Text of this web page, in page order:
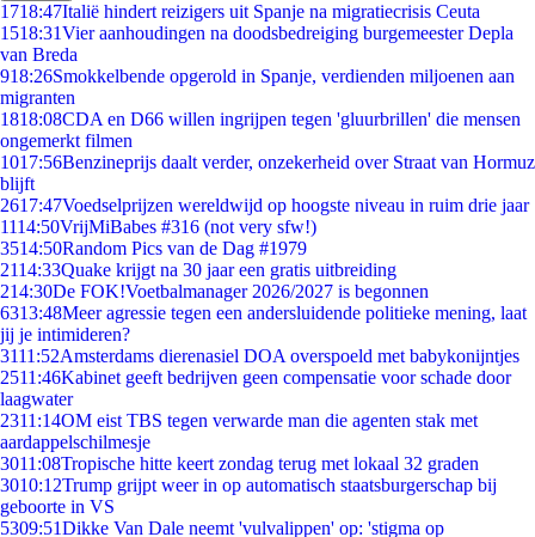
1718:47Italië hindert reizigers uit Spanje na migratiecrisis Ceuta
1518:31Vier aanhoudingen na doodsbedreiging burgemeester Depla
van Breda
918:26Smokkelbende opgerold in Spanje, verdienden miljoenen aan
migranten
1818:08CDA en D66 willen ingrijpen tegen 'gluurbrillen' die mensen
ongemerkt filmen
1017:56Benzineprijs daalt verder, onzekerheid over Straat van Hormuz
blijft
2617:47Voedselprijzen wereldwijd op hoogste niveau in ruim drie jaar
1114:50VrijMiBabes #316 (not very sfw!)
3514:50Random Pics van de Dag #1979
2114:33Quake krijgt na 30 jaar een gratis uitbreiding
214:30De FOK!Voetbalmanager 2026/2027 is begonnen
6313:48Meer agressie tegen een andersluidende politieke mening, laat
jij je intimideren?
3111:52Amsterdams dierenasiel DOA overspoeld met babykonijntjes
2511:46Kabinet geeft bedrijven geen compensatie voor schade door
laagwater
2311:14OM eist TBS tegen verwarde man die agenten stak met
aardappelschilmesje
3011:08Tropische hitte keert zondag terug met lokaal 32 graden
3010:12Trump grijpt weer in op automatisch staatsburgerschap bij
geboorte in VS
5309:51Dikke Van Dale neemt 'vulvalippen' op: 'stigma op